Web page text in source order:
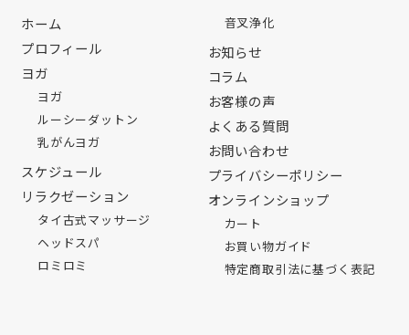
ホーム
プロフィール
ヨガ
ヨガ
ルーシーダットン
乳がんヨガ
スケジュール
リラクゼーション
タイ古式マッサージ
ヘッドスパ
ロミロミ
音叉浄化
お知らせ
コラム
お客様の声
よくある質問
お問い合わせ
プライバシーポリシー
オンラインショップ
カート
お買い物ガイド
特定商取引法に基づく表記